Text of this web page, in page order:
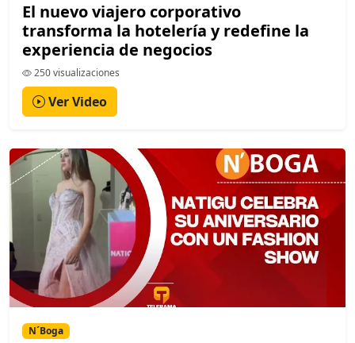
El nuevo viajero corporativo
transforma la hotelería y redefine la
experiencia de negocios
250 visualizaciones
Ver Video
N´Boga